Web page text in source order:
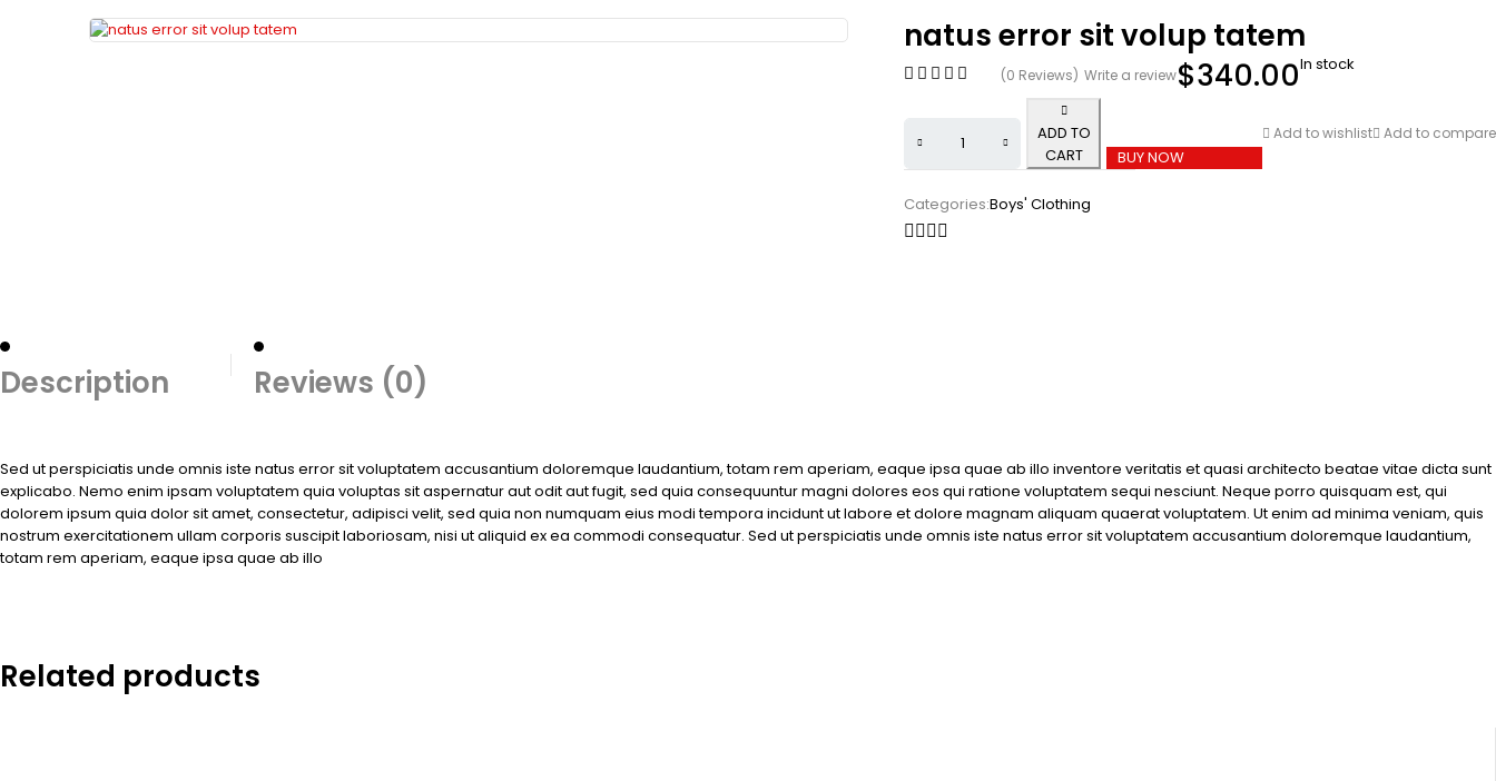
natus error sit volup tatem
(0 Reviews) Write a review$340.00In stock
ADD TO
CART
BUY NOW
Add to wishlist Add to compare
Categories:Boys' Clothing
Description Reviews (0)
Sed ut perspiciatis unde omnis iste natus error sit voluptatem accusantium doloremque laudantium, totam rem aperiam, eaque ipsa quae ab illo inventore veritatis et quasi architecto beatae vitae dicta sunt
explicabo. Nemo enim ipsam voluptatem quia voluptas sit aspernatur aut odit aut fugit, sed quia consequuntur magni dolores eos qui ratione voluptatem sequi nesciunt. Neque porro quisquam est, qui
dolorem ipsum quia dolor sit amet, consectetur, adipisci velit, sed quia non numquam eius modi tempora incidunt ut labore et dolore magnam aliquam quaerat voluptatem. Ut enim ad minima veniam, quis
nostrum exercitationem ullam corporis suscipit laboriosam, nisi ut aliquid ex ea commodi consequatur. Sed ut perspiciatis unde omnis iste natus error sit voluptatem accusantium doloremque laudantium,
totam rem aperiam, eaque ipsa quae ab illo
Related products